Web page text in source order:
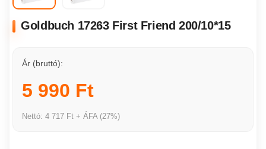
Goldbuch 17263 First Friend 200/10*15
Ár (bruttó):
5 990 Ft
Nettó: 4 717 Ft + ÁFA (27%)